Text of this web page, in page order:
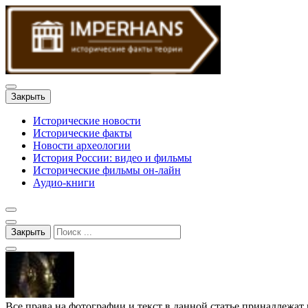
Закрыть
Исторические новости
Исторические факты
Новости археологии
История России: видео и фильмы
Исторические фильмы он-лайн
Аудио-книги
Закрыть